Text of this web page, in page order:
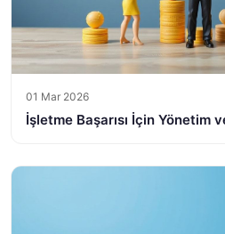
01 Mar 2026
İşletme Başarısı İçin Yönetim